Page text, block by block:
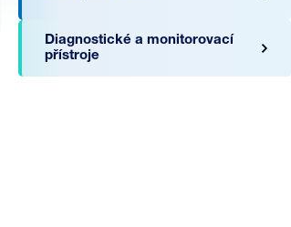
Diagnostické a monitorovací
přístroje